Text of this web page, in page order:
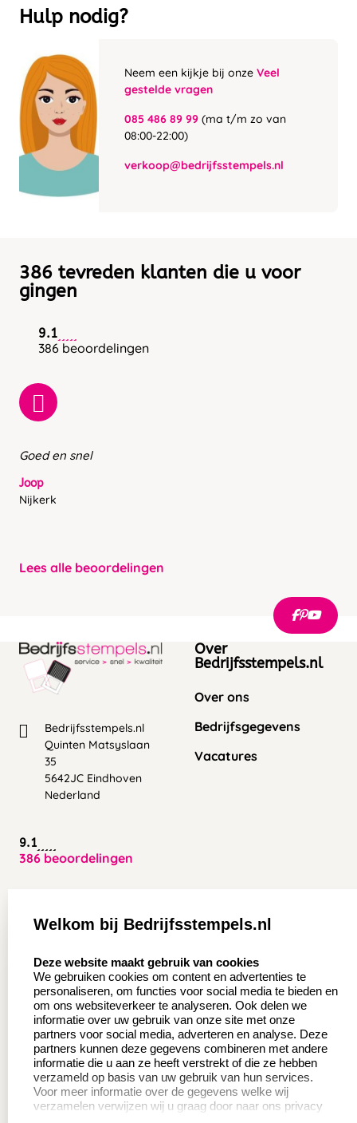
Hulp nodig?
Neem een kijkje bij onze Veel
gestelde vragen
085 486 89 99 (ma t/m zo van
08:00-22:00)
verkoop@bedrijfsstempels.nl
386 tevreden klanten die u voor
gingen
9.1
386 beoordelingen
Goed en snel
Joop
Nijkerk
Lees alle beoordelingen
Bedrijfsstempels.nl
Quinten Matsyslaan
35
5642JC Eindhoven
Nederland
9.1
386 beoordelingen
Over
Bedrijfsstempels.nl
Over ons
Bedrijfsgegevens
Vacatures
Aanvraag op maat
Wederverkoper
worden
Sale
Betaling & Verzending
Contact opnemen
Veel gestelde vragen
Retourneren
Herroepingsrecht
Productinformatie:
Welkom bij Bedrijfsstempels.nl
Deze website maakt gebruik van cookies
We gebruiken cookies om content en advertenties te
personaliseren, om functies voor social media te bieden en
om ons websiteverkeer te analyseren. Ook delen we
informatie over uw gebruik van onze site met onze
partners voor social media, adverteren en analyse. Deze
partners kunnen deze gegevens combineren met andere
informatie die u aan ze heeft verstrekt of die ze hebben
verzameld op basis van uw gebruik van hun services.
Voor meer informatie over de gegevens welke wij
verzamelen verwijzen wij u graag door naar ons privacy